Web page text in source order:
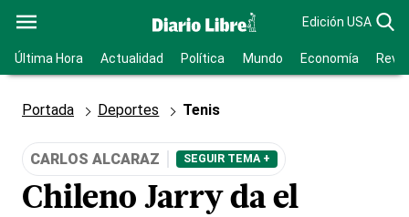
Edición USA
Última Hora Actualidad Política Mundo Economía
Portada Deportes Tenis
CARLOS ALCARAZ SEGUIR TEMA +
Chileno Jarry da el